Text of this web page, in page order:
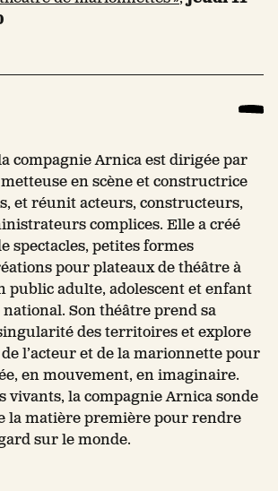
compagnie Arnica est dirigée par
en scène et constructrice
et réunit acteurs, constructeurs,
complices. Elle a créé
spectacles, petites formes
pour plateaux de théâtre à
public adulte, adolescent et enfant
Son théâtre prend sa
des territoires et explore
l’acteur et de la marionnette pour
en mouvement, en imaginaire.
vivants, la compagnie Arnica sonde
la matière première pour rendre
sur le monde.